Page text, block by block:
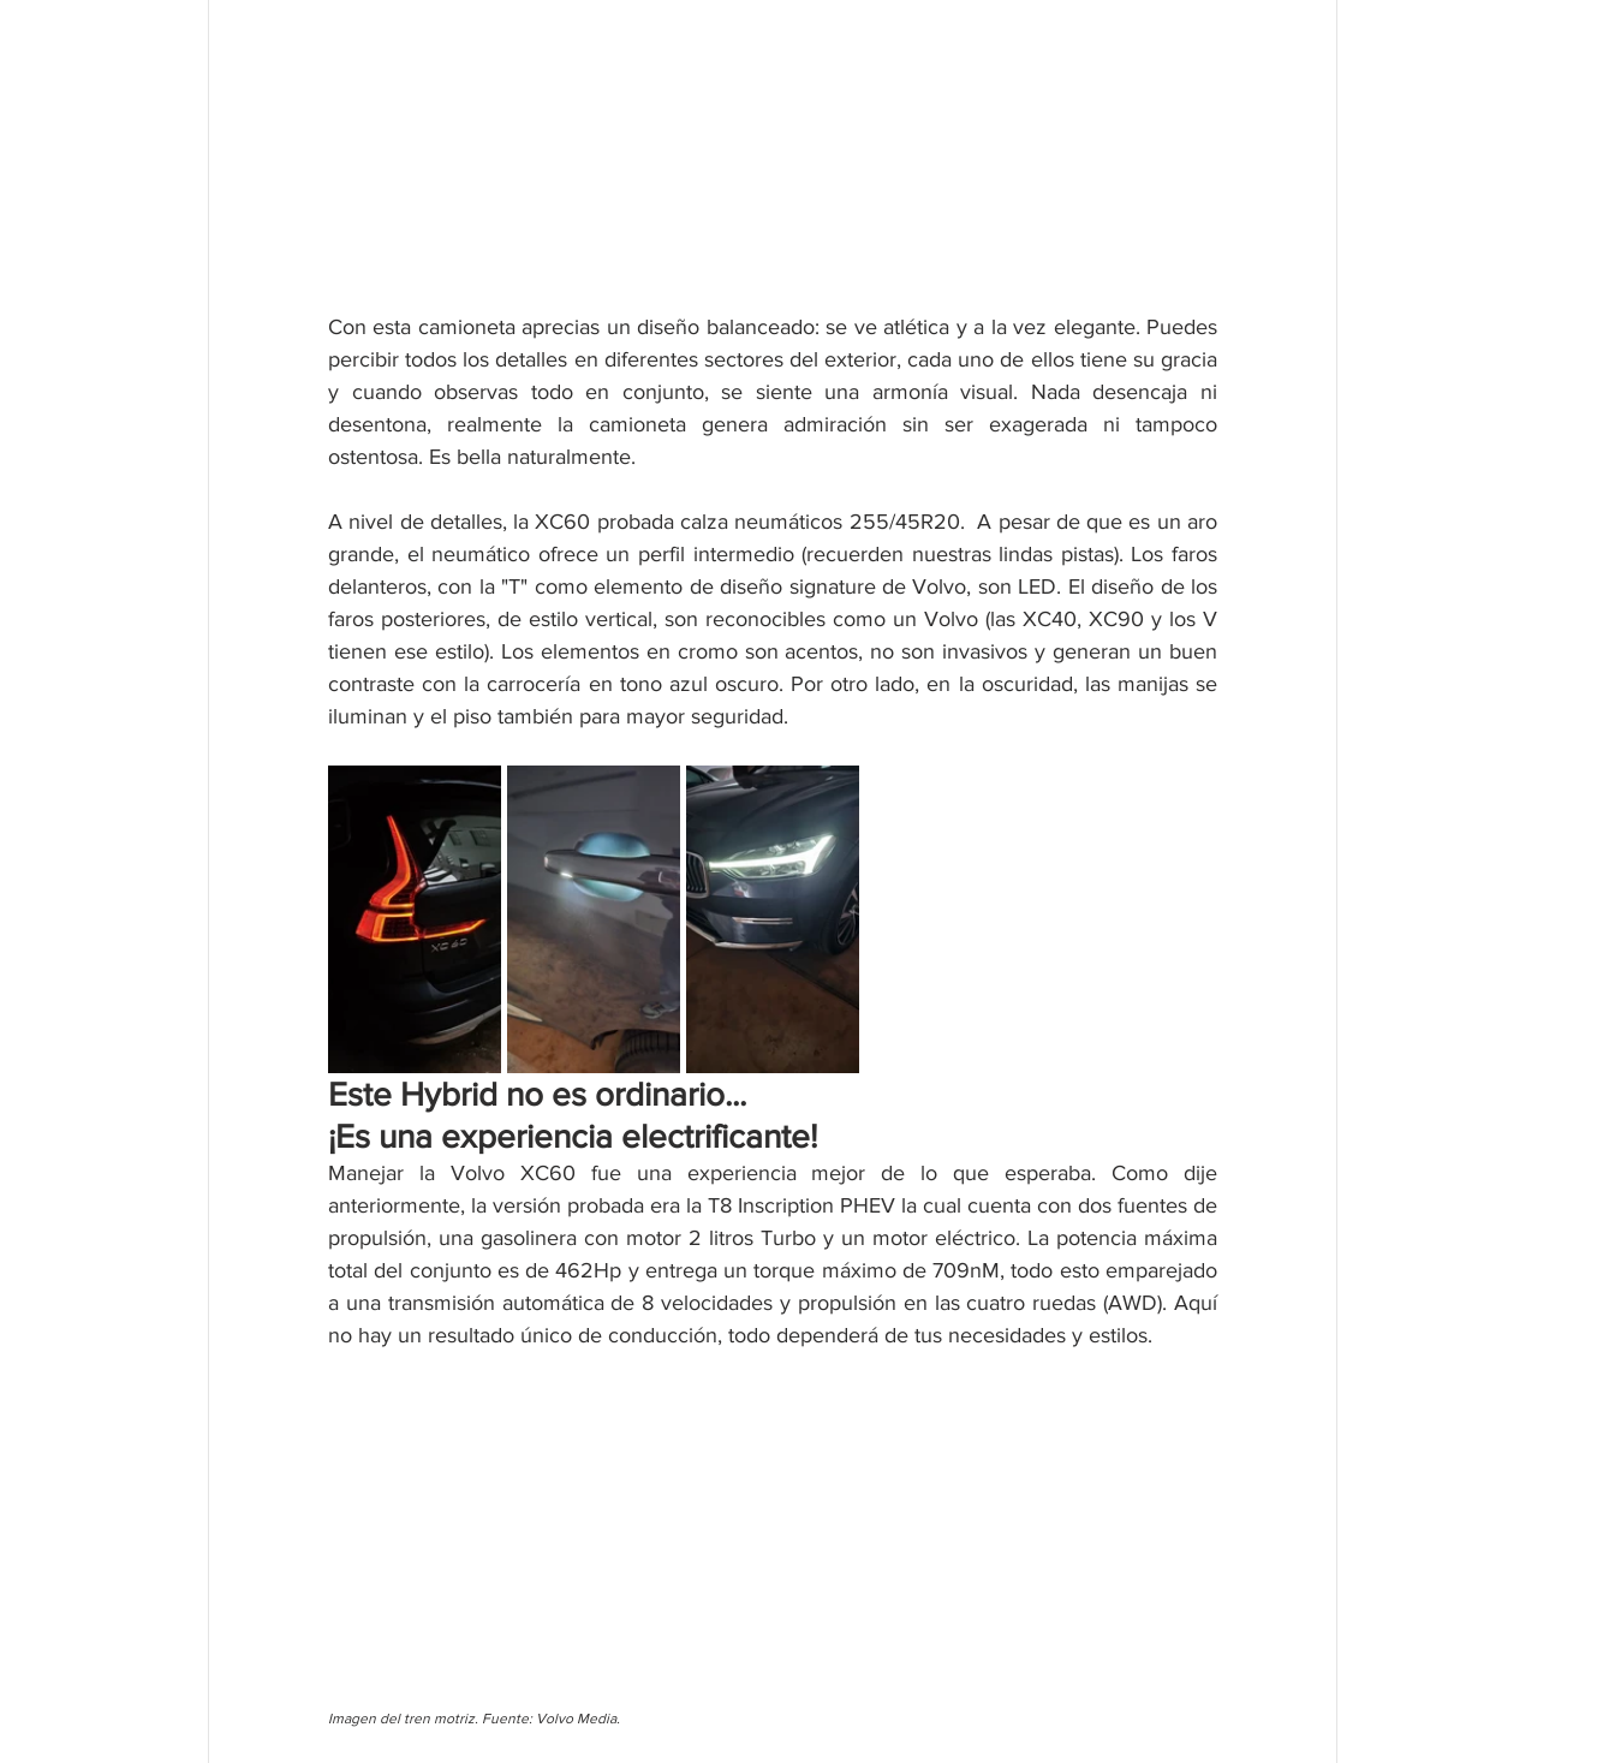
Con esta camioneta aprecias un diseño balanceado: se ve atlética y a la vez elegante. Puedes
percibir todos los detalles en diferentes sectores del exterior, cada uno de ellos tiene su gracia
y cuando observas todo en conjunto, se siente una armonía visual. Nada desencaja ni
desentona, realmente la camioneta genera admiración sin ser exagerada ni tampoco
ostentosa. Es bella naturalmente.
A nivel de detalles, la XC60 probada calza neumáticos 255/45R20.  A pesar de que es un aro
grande, el neumático ofrece un perfil intermedio (recuerden nuestras lindas pistas). Los faros
delanteros, con la "T" como elemento de diseño signature de Volvo, son LED. El diseño de los
faros posteriores, de estilo vertical, son reconocibles como un Volvo (las XC40, XC90 y los V
tienen ese estilo). Los elementos en cromo son acentos, no son invasivos y generan un buen
contraste con la carrocería en tono azul oscuro. Por otro lado, en la oscuridad, las manijas se
iluminan y el piso también para mayor seguridad.
Este Hybrid no es ordinario...
¡Es una experiencia electrificante!
Manejar la Volvo XC60 fue una experiencia mejor de lo que esperaba. Como dije
anteriormente, la versión probada era la T8 Inscription PHEV la cual cuenta con dos fuentes de
propulsión, una gasolinera con motor 2 litros Turbo y un motor eléctrico. La potencia máxima
total del conjunto es de 462Hp y entrega un torque máximo de 709nM, todo esto emparejado
a una transmisión automática de 8 velocidades y propulsión en las cuatro ruedas (AWD). Aquí
no hay un resultado único de conducción, todo dependerá de tus necesidades y estilos.
Imagen del tren motriz. Fuente: Volvo Media.